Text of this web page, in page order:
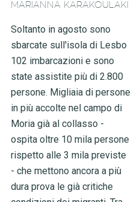
MARIANNA KARAKOULAKI
Soltanto in agosto sono
sbarcate sull'isola di Lesbo
102 imbarcazioni e sono
state assistite più di 2.800
persone. Migliaia di persone
in più accolte nel campo di
Moria già al collasso -
ospita oltre 10 mila persone
rispetto alle 3 mila previste
- che mettono ancora a più
dura prova le già critiche